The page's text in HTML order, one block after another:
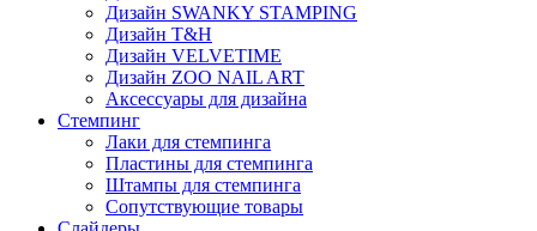
Дизайн SWANKY STAMPING
Дизайн T&H
Дизайн VELVETIME
Дизайн ZOO NAIL ART
Аксессуары для дизайна
Стемпинг
Лаки для стемпинга
Пластины для стемпинга
Штампы для стемпинга
Сопутствующие товары